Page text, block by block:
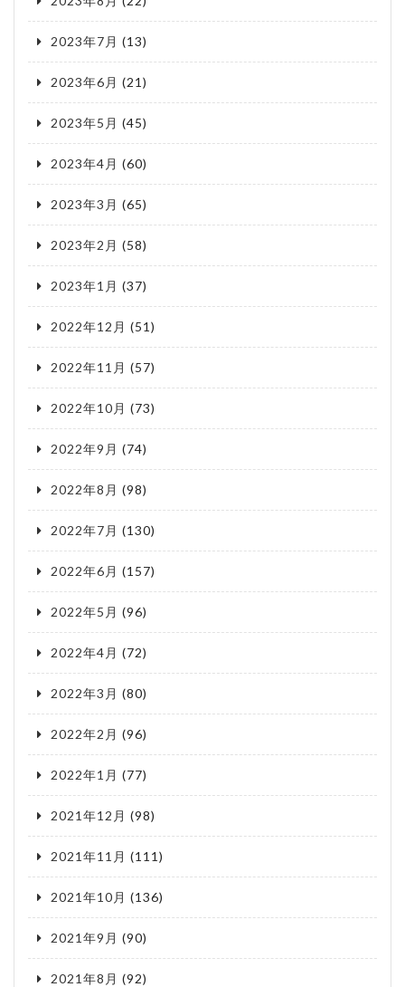
2023年7月 (13)
2023年6月 (21)
2023年5月 (45)
2023年4月 (60)
2023年3月 (65)
2023年2月 (58)
2023年1月 (37)
2022年12月 (51)
2022年11月 (57)
2022年10月 (73)
2022年9月 (74)
2022年8月 (98)
2022年7月 (130)
2022年6月 (157)
2022年5月 (96)
2022年4月 (72)
2022年3月 (80)
2022年2月 (96)
2022年1月 (77)
2021年12月 (98)
2021年11月 (111)
2021年10月 (136)
2021年9月 (90)
2021年8月 (92)